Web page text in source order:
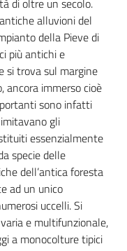
di oltre un secolo.
alluvioni del
della Pieve di
più antichi e
si trova sul margine
immerso cioè
sono infatti
gli
essenzialmente
specie delle
dell’antica foresta
ad un unico
uccelli. Si
e multifunzionale,
a monocolture tipici